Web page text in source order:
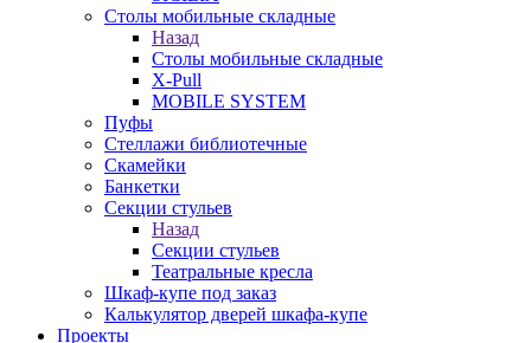
Столы мобильные складные
Назад
Столы мобильные складные
X-Pull
MOBILE SYSTEM
Пуфы
Стеллажи библиотечные
Скамейки
Банкетки
Секции стульев
Назад
Секции стульев
Театральные кресла
Шкаф-купе под заказ
Калькулятор дверей шкафа-купе
Проекты